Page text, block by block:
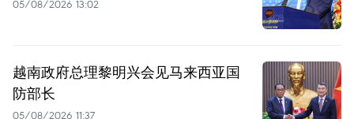
05/08/2026 13:02
越南政府总理黎明兴会见马来西亚国
防部长
05/08/2026 11:37